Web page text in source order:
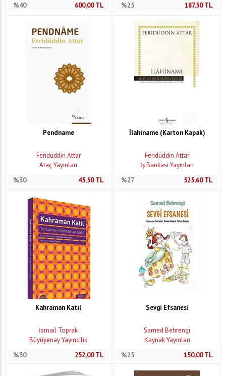
%40
600,00TL
%25
187,50TL
Pendname
Feridüddin Attar
Ataç Yayınları
%30
45,50TL
İlahiname (Karton Kapak)
Feridüddin Attar
İş Bankası Yayınları
%27
525,60TL
Kahraman Katil
İsmail Toprak
Büyüyenay Yayıncılık
%30
252,00TL
Sevgi Efsanesi
Samed Behrengi
Kaynak Yayınları
%25
150,00TL